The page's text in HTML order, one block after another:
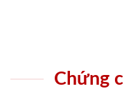
Chứng